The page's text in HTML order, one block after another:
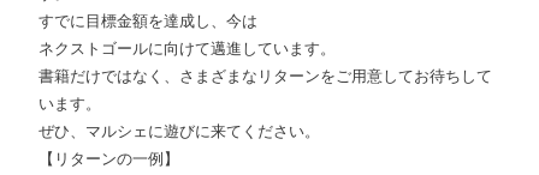
すでに目標金額を達成し、今は
ネクストゴールに向けて邁進しています。
書籍だけではなく、さまざまなリターンをご用意してお待ちして
います。
ぜひ、マルシェに遊びに来てください。
【リターンの一例】